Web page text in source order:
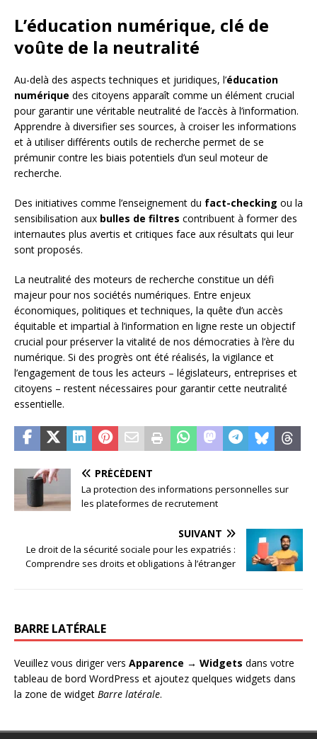
L’éducation numérique, clé de
voûte de la neutralité
Au-delà des aspects techniques et juridiques, l’éducation
numérique des citoyens apparaît comme un élément crucial
pour garantir une véritable neutralité de l’accès à l’information.
Apprendre à diversifier ses sources, à croiser les informations
et à utiliser différents outils de recherche permet de se
prémunir contre les biais potentiels d’un seul moteur de
recherche.
Des initiatives comme l’enseignement du fact-checking ou la
sensibilisation aux bulles de filtres contribuent à former des
internautes plus avertis et critiques face aux résultats qui leur
sont proposés.
La neutralité des moteurs de recherche constitue un défi
majeur pour nos sociétés numériques. Entre enjeux
économiques, politiques et techniques, la quête d’un accès
équitable et impartial à l’information en ligne reste un objectif
crucial pour préserver la vitalité de nos démocraties à l’ère du
numérique. Si des progrès ont été réalisés, la vigilance et
l’engagement de tous les acteurs – législateurs, entreprises et
citoyens – restent nécessaires pour garantir cette neutralité
essentielle.
PRÉCÉDENT
La protection des informations personnelles sur
les plateformes de recrutement
SUIVANT
Le droit de la sécurité sociale pour les expatriés :
Comprendre ses droits et obligations à l’étranger
BARRE LATÉRALE
Veuillez vous diriger vers Apparence → Widgets dans votre
tableau de bord WordPress et ajoutez quelques widgets dans
la zone de widget Barre latérale.